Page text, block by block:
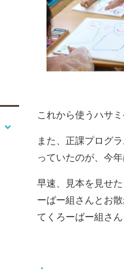
これから使うハサ
また、正課プログ
っていたのが、今
早速、見本を見せ
ーばー組さんとお
てくろーばー組さ